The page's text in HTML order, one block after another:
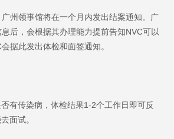
领事馆将在一个月内发出结案通知。广
后，会根据其办理能力提前告知NVC可以
据此发出体检和面签通知。
传染病，体检结果1-2个工作日即可反
面试。